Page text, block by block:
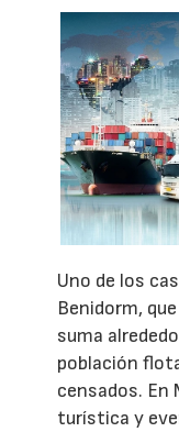
Uno de los
Benidorm,
suma
población
censados. En
turística y